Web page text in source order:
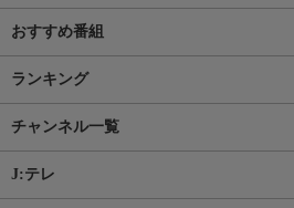
おすすめ番組
ランキング
チャンネル一覧
J:テレ